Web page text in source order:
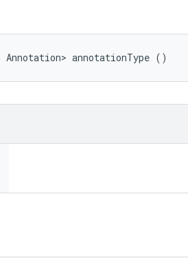
Annotation> annotationType ()